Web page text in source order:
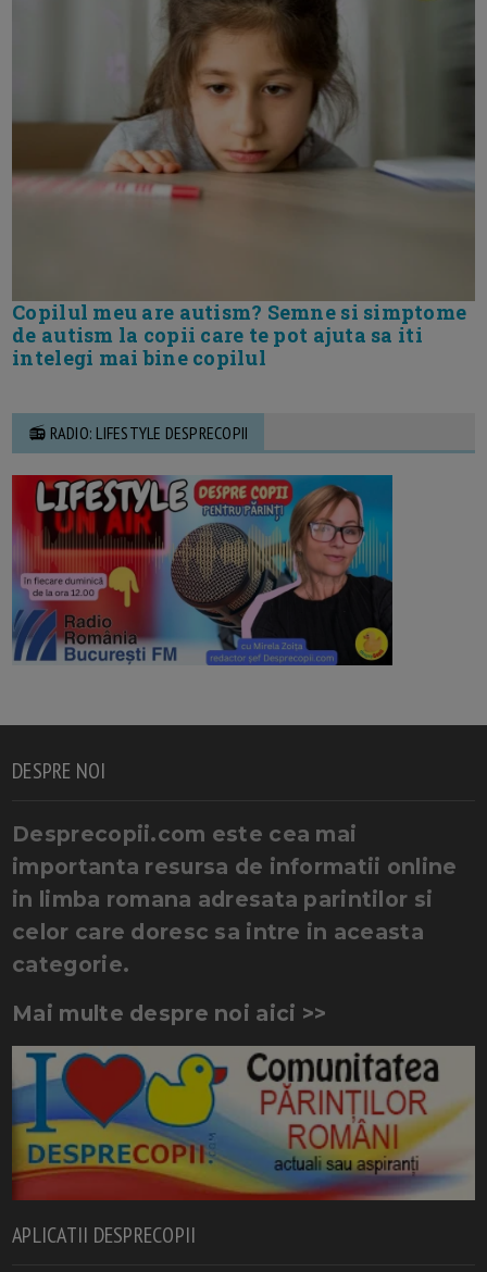
Copilul meu are autism? Semne si simptome
de autism la copii care te pot ajuta sa iti
intelegi mai bine copilul
📻 RADIO: LIFESTYLE DESPRECOPII
DESPRE NOI
Desprecopii.com este cea mai
importanta resursa de informatii online
in limba romana adresata parintilor si
celor care doresc sa intre in aceasta
categorie.
Mai multe despre noi aici >>
APLICATII DESPRECOPII